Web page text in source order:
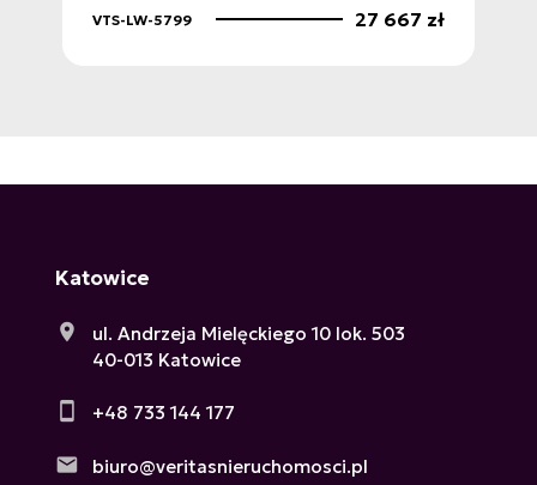
VTS-LW-5799 27 667 zł
Katowice
ul. Andrzeja Mielęckiego 10 lok. 503
40-013 Katowice
+48 733 144 177
biuro@veritasnieruchomosci.pl